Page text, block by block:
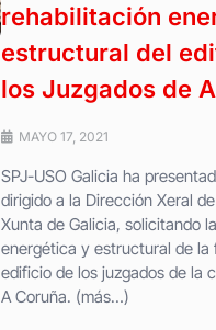
rehabilitación
estructural del
los Juzgados de
MAYO 17, 2021
SPJ-USO Galicia ha
dirigido a la Dirección Xeral
Xunta de Galicia, solicitando
energética y estructural de la
edificio de los juzgados de la
A Coruña. (más…)